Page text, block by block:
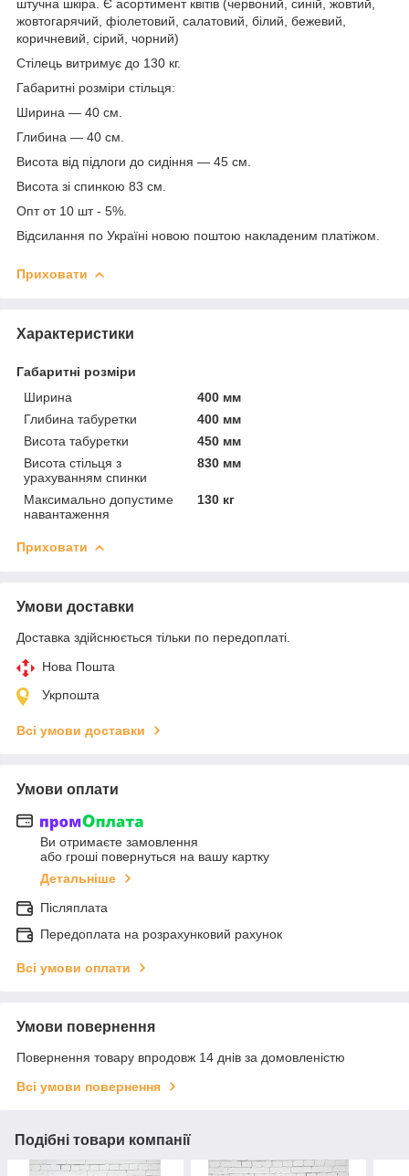
штучна шкіра. Є асортимент квітів (червоний, синій, жовтий,
жовтогарячий, фіолетовий, салатовий, білий, бежевий,
коричневий, сірий, чорний)
Стілець витримує до 130 кг.
Габаритні розміри стільця:
Ширина — 40 см.
Глибина — 40 см.
Висота від підлоги до сидіння — 45 см.
Висота зі спинкою 83 см.
Опт от 10 шт - 5%.
Відсилання по Україні новою поштою накладеним платіжом.
Приховати
Характеристики
Габаритні розміри
Ширина
400 мм
Глибина табуретки
400 мм
Висота табуретки
450 мм
Висота стільця з
урахуванням спинки
830 мм
Максимально допустиме
навантаження
130 кг
Приховати
Умови доставки
Доставка здійснюється тільки по передоплаті.
Нова Пошта
Укрпошта
Всі умови доставки
Умови оплати
Ви отримаєте замовлення
або гроші повернуться на вашу картку
Детальніше
Післяплата
Передоплата на розрахунковий рахунок
Всі умови оплати
Умови повернення
Повернення товару впродовж 14 днів за домовленістю
Всі умови повернення
Подібні товари компанії